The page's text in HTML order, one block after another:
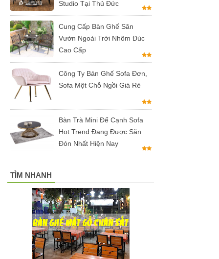
Studio Tại Thủ Đức
Cung Cấp Bàn Ghế Sân
Vườn Ngoài Trời Nhôm Đúc
Cao Cấp
Công Ty Bán Ghế Sofa Đơn,
Sofa Một Chỗ Ngồi Giá Rẻ
Bàn Trà Mini Để Cạnh Sofa
Hot Trend Đang Được Săn
Đón Nhất Hiện Nay
TÌM NHANH